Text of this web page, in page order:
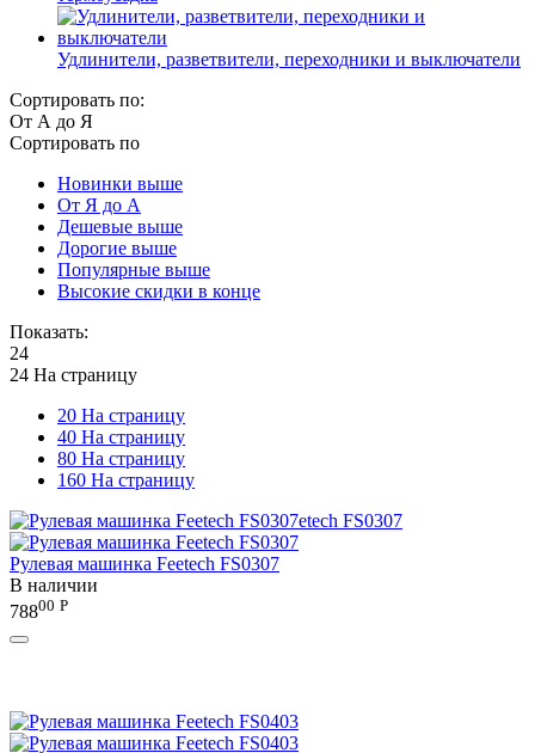
Удлинители, разветвители, переходники и выключатели
Сортировать по:
От А до Я
Сортировать по
Новинки выше
От Я до А
Дешевые выше
Дорогие выше
Популярные выше
Высокие скидки в конце
Показать:
24
24 На страницу
20 На страницу
40 На страницу
80 На страницу
160 На страницу
Рулевая машинка Feetech FS0307
В наличии
78800 Р